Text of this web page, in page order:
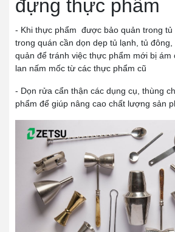
đựng thực phẩm
- Khi thực phẩm được bảo quản trong tủ
trong quán cần dọn dẹp tủ lạnh, tủ
quản để tránh việc thực phẩm mới bị ám
lan nấm mốc từ các thực phẩm cũ
- Dọn rửa cẩn thận các dụng cụ, thùng
phẩm để giúp nâng cao chất lượng sản